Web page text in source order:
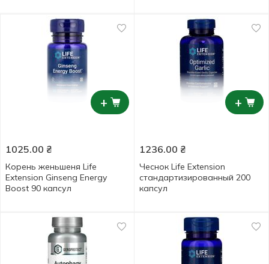
+
1025.00 ₴
Корень женьшеня Life
Extension Ginseng Energy
Boost 90 капсул
+
1236.00 ₴
Чеснок Life Extension
стандартизированный 200
капсул